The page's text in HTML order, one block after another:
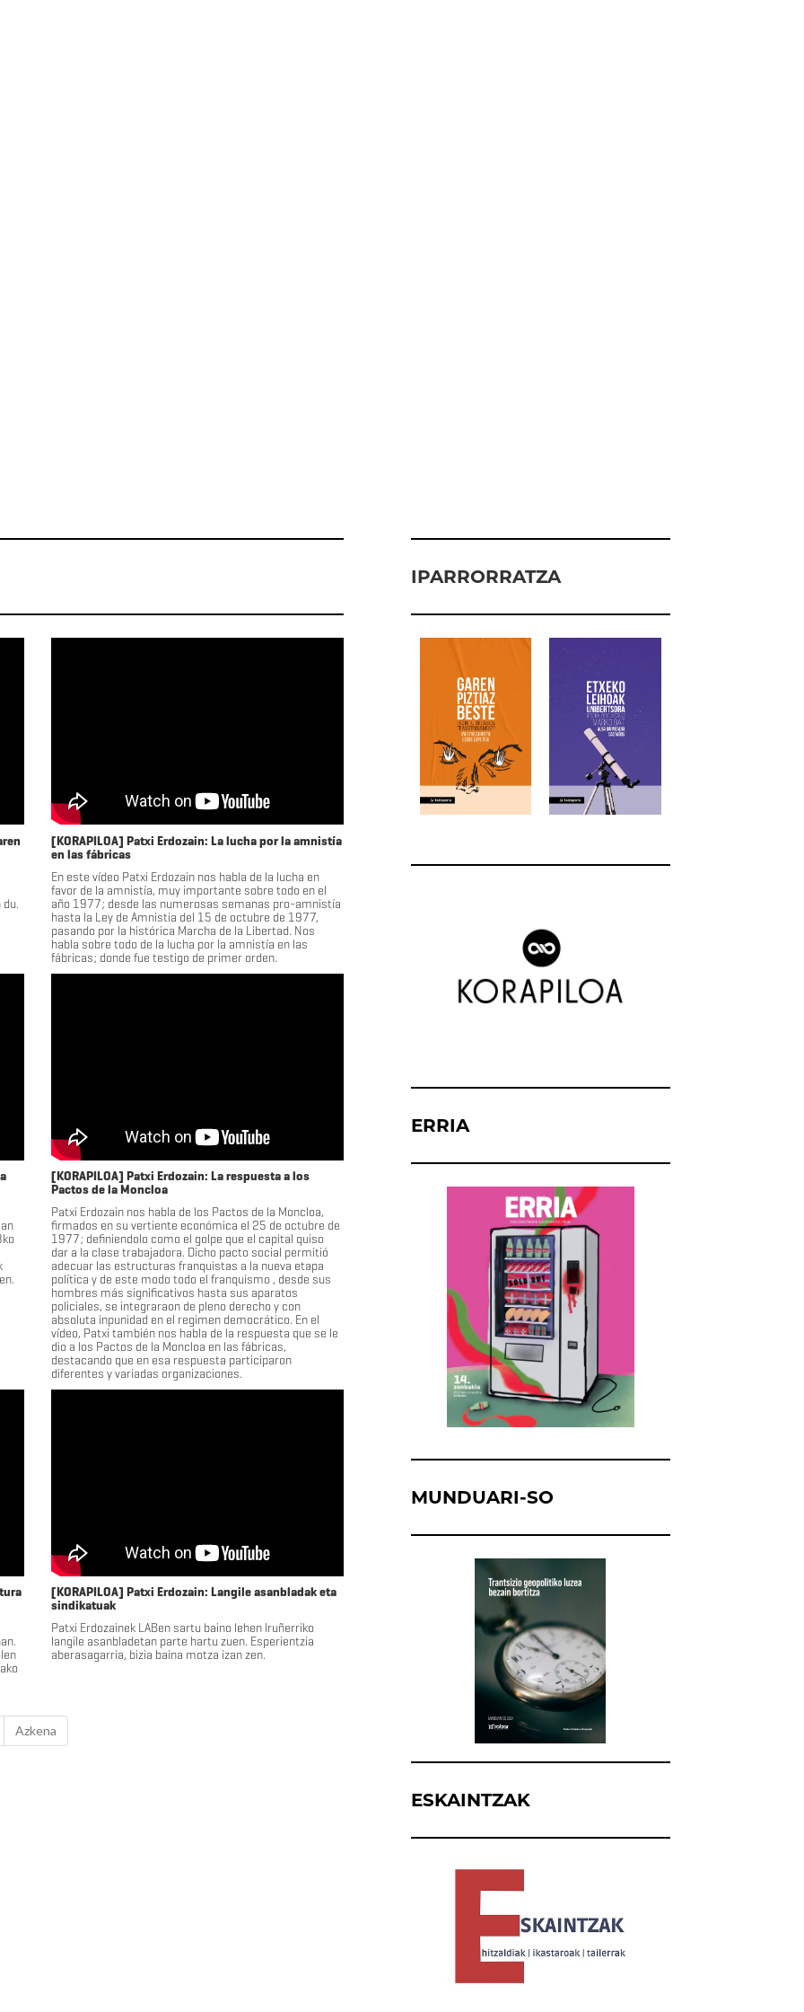
[KORAPILOA] Patxi Erdozain: La lucha por la amnistía
en las fábricas
En este vídeo Patxi Erdozain nos habla de la lucha en
favor de la amnistía, muy importante sobre todo en el
año 1977; desde las numerosas semanas pro-amnistía
hasta la Ley de Amnistia del 15 de octubre de 1977,
pasando por la histórica Marcha de la Libertad. Nos
habla sobre todo de la lucha por la amnistía en las
fábricas; donde fue testigo de primer orden.
[KORAPILOA] Patxi Erdozain: La respuesta a los
Pactos de la Moncloa
Patxi Erdozain nos habla de los Pactos de la Moncloa,
firmados en su vertiente económica el 25 de octubre de
1977; definiendolo como el golpe que el capital quiso
dar a la clase trabajadora. Dicho pacto social permitió
adecuar las estructuras franquistas a la nueva etapa
política y de este modo todo el franquismo , desde sus
hombres más significativos hasta sus aparatos
policiales, se integraraon de pleno derecho y con
absoluta inpunidad en el regimen democrático. En el
vídeo, Patxi también nos habla de la respuesta que se le
dio a los Pactos de la Moncloa en las fábricas,
destacando que en esa respuesta participaron
diferentes y variadas organizaciones.
[KORAPILOA] Patxi Erdozain: Langile asanbladak eta
sindikatuak
Patxi Erdozainek LABen sartu baino lehen Iruñerriko
langile asanbladetan parte hartu zuen. Esperientzia
aberasagarria, bizia baina motza izan zen.
Azkena
IPARRORRATZA
ERRIA
MUNDUARI-SO
ESKAINTZAK